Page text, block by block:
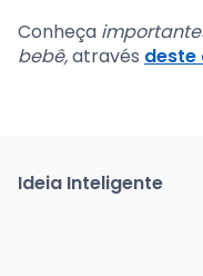
Conheça
bebê,através deste
Ideia Inteligente